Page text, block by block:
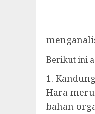
Berikut ini
1.
Hara
bahan